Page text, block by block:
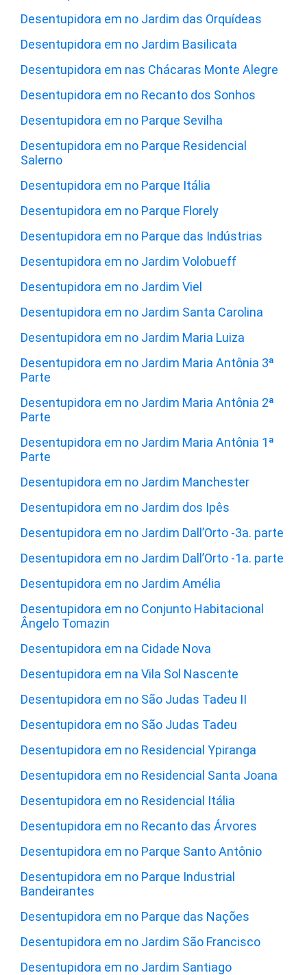
Desentupidora em no Jardim das Orquídeas
Desentupidora em no Jardim Basilicata
Desentupidora em nas Chácaras Monte Alegre
Desentupidora em no Recanto dos Sonhos
Desentupidora em no Parque Sevilha
Desentupidora em no Parque Residencial
Salerno
Desentupidora em no Parque Itália
Desentupidora em no Parque Florely
Desentupidora em no Parque das Indústrias
Desentupidora em no Jardim Volobueff
Desentupidora em no Jardim Viel
Desentupidora em no Jardim Santa Carolina
Desentupidora em no Jardim Maria Luiza
Desentupidora em no Jardim Maria Antônia 3ª
Parte
Desentupidora em no Jardim Maria Antônia 2ª
Parte
Desentupidora em no Jardim Maria Antônia 1ª
Parte
Desentupidora em no Jardim Manchester
Desentupidora em no Jardim dos Ipês
Desentupidora em no Jardim Dall’Orto -3a. parte
Desentupidora em no Jardim Dall’Orto -1a. parte
Desentupidora em no Jardim Amélia
Desentupidora em no Conjunto Habitacional
Ângelo Tomazin
Desentupidora em na Cidade Nova
Desentupidora em na Vila Sol Nascente
Desentupidora em no São Judas Tadeu II
Desentupidora em no São Judas Tadeu
Desentupidora em no Residencial Ypiranga
Desentupidora em no Residencial Santa Joana
Desentupidora em no Residencial Itália
Desentupidora em no Recanto das Árvores
Desentupidora em no Parque Santo Antônio
Desentupidora em no Parque Industrial
Bandeirantes
Desentupidora em no Parque das Nações
Desentupidora em no Jardim São Francisco
Desentupidora em no Jardim Santiago